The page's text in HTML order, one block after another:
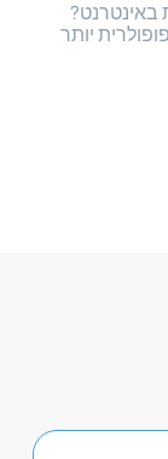
באינטרנט?
יותר